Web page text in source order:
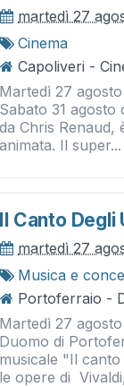
martedì 27
Cinema
Capoliveri -
Martedì 27
Sabato 31 agosto
da Chris Renaud,
animata. Il super...
Il Canto Degli
martedì 27
Musica e
Portoferraio -
Martedì 27
Duomo di
musicale "Il
le opere di